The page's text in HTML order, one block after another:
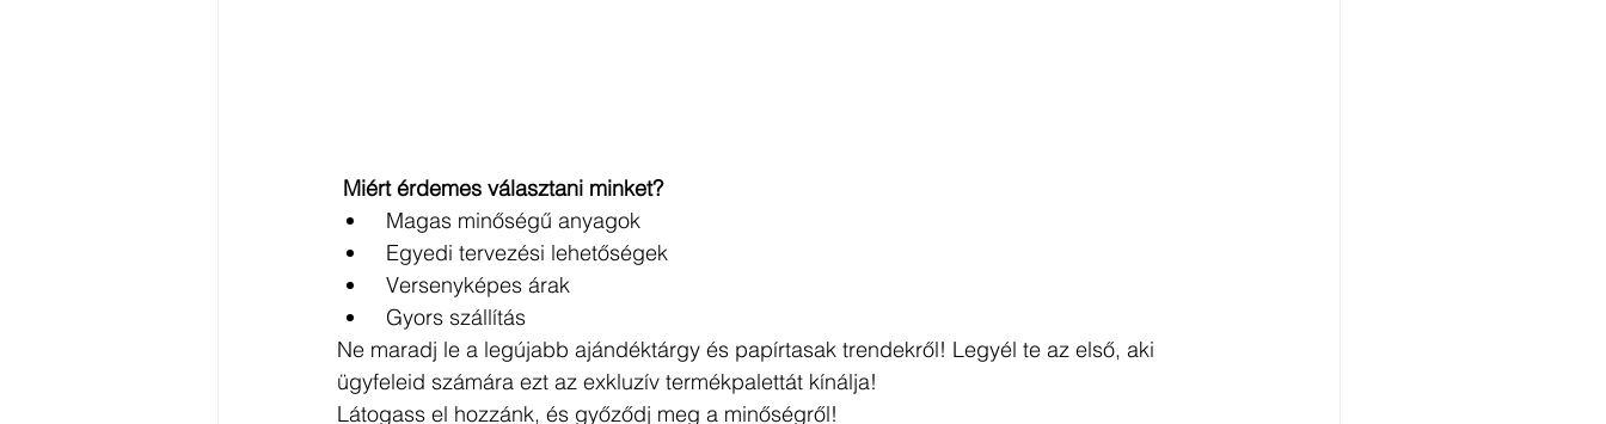
Miért érdemes választani minket?
Magas minőségű anyagok
Egyedi tervezési lehetőségek
Versenyképes árak
Gyors szállítás
Ne maradj le a legújabb ajándéktárgy és papírtasak trendekről! Legyél te az első, aki
ügyfeleid számára ezt az exkluzív termékpalettát kínálja!
Látogass el hozzánk, és győződj meg a minőségről!